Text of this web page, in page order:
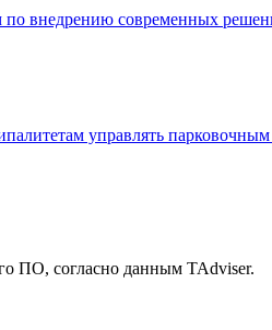
внедрению современных
управлять парковочным
ПО, согласно данным TAdviser.